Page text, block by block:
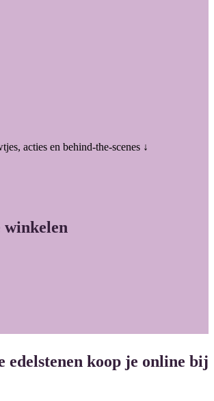
acties en behind-the-scenes ↓
edelstenen koop je online bij